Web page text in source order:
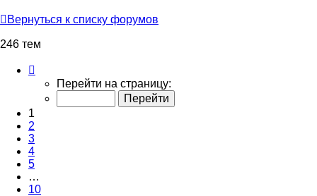
Вернуться к списку форумов
246 тем
10
Перейти на страницу:
1
2
3
4
5
…
10